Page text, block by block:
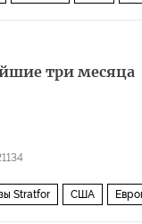
три месяца
Stratfor США